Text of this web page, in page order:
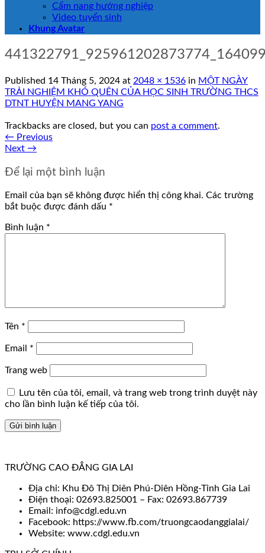
Cẩm nang hướng nghiệp
Video tuyển sinh
Khung Avatar
Published 14 Tháng 5, 2024 at 2048 × 1536 in MỘT NGÀY
TRẢI NGHIỆM KHÓ QUÊN CỦA HỌC SINH TRƯỜNG THCS
DTNT HUYỆN MANG YANG
Trackbacks are closed, but you can post a comment.
← Previous
Next →
Để lại một bình luận
Email của bạn sẽ không được hiển thị công khai. Các trường
bắt buộc được đánh dấu *
Bình luận *
Tên *
Email *
Trang web
Lưu tên của tôi, email, và trang web trong trình duyệt này
cho lần bình luận kế tiếp của tôi.
TRƯỜNG CAO ĐẲNG GIA LAI
Địa chỉ: Khu Đô Thị Diên Phú-Diên Hồng-Tỉnh Gia Lai
Điện thoại: 02693.825001 – Fax: 02693.867739
Email: info@cdgl.edu.vn
Facebook: https://www.fb.com/truongcaodanggialai/
Website: www.cdgl.edu.vn